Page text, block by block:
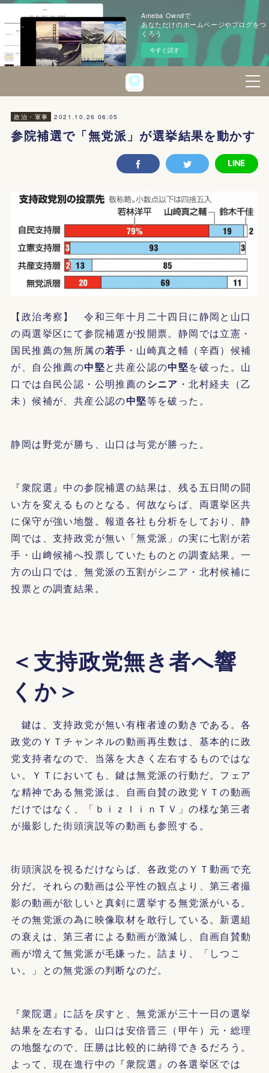
Ameba Owndで
あなただけのホームページやブログをつ
くろう
今すぐ試す
政治・軍事 2021.10.26 06:05
参院補選で「無党派」が選挙結果を動かす
【政治考察】 令和三年十月二十四日に静岡と山口
の両選挙区にて参院補選が投開票。静岡では立憲・
国民推薦の無所属の若手 ・山崎真之輔（辛酉）候補
が、自公推薦の中堅と共産公認の中堅を破った。山
口では自民公認・公明推薦のシニア ・北村経夫（乙
未）候補が、共産公認の中堅等を破った。
静岡は野党が勝ち、山口は与党が勝った。
『衆院選』中の参院補選の結果は、残る五日間の闘
い方を変えるものとなる。何故ならば、両選挙区共
に保守が強い地盤。報道各社も分析をしており、静
岡では、支持政党が無い「無党派」の実に七割が若
手・山﨑候補へ投票していたものとの調査結果。一
方の山口では、無党派の五割がシニア・北村候補に
投票との調査結果。
＜支持政党無き者へ響
くか＞
鍵は、支持政党が無い有権者達の動きである。各
政党のＹＴチャンネルの動画再生数は、基本的に政
党支持者なので、当落を大きく左右するものではな
い。ＹＴにおいても、鍵は無党派の行動だ。フェア
な精神である無党派は、自画自賛の政党ＹＴの動画
だけではなく、「ｂｉｚｌｉｎＴＶ」の様な第三者
が撮影した街頭演説等の動画も参照する。
街頭演説を視るだけならば、各政党のＹＴ動画で充
分だ。それらの動画は公平性の観点より、第三者撮
影の動画が欲しいと真剣に選挙する無党派がいる。
その無党派の為に映像取材を敢行している。新選組
の衰えは、第三者による動画が激減し、自画自賛動
画が増えて無党派が毛嫌った。詰まり、「しつこ
い。」との無党派の判断なのだ。
『衆院選』に話を戻すと、無党派が三十一日の選挙
結果を左右する。山口は安倍晋三（甲午）元・総理
の地盤なので、圧勝は比較的に納得できるだろう。
よって、現在進行中の『衆院選』の各選挙区では